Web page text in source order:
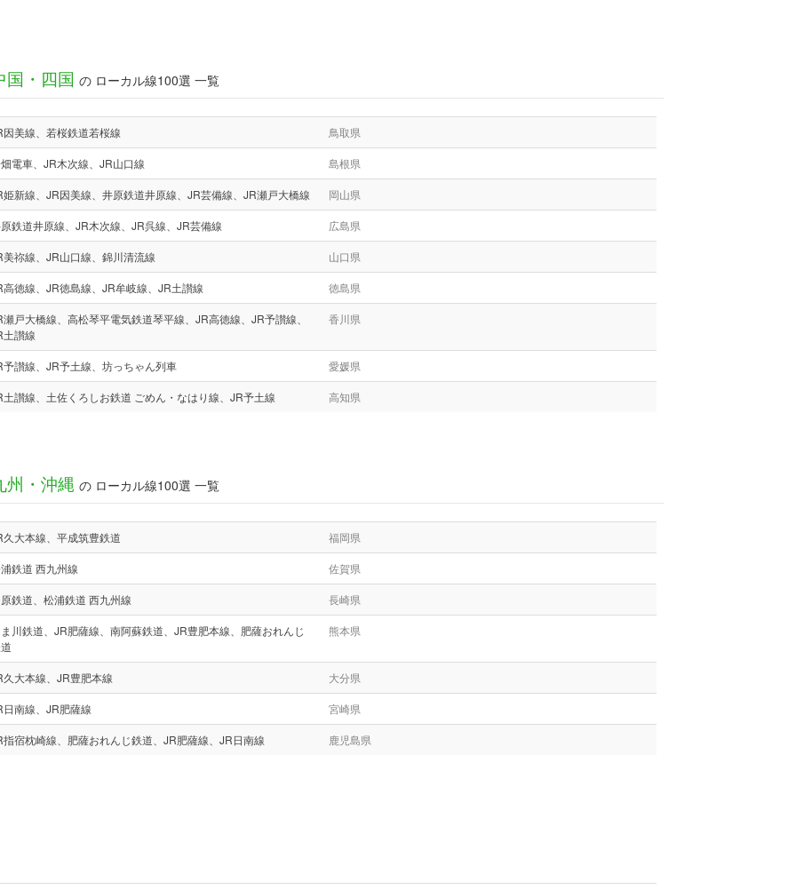
国・四国 の ローカル線100選 一覧
因美線、若桜鉄道若桜線 鳥取県
電車、JR木次線、JR山口線 島根県
姫新線、JR因美線、井原鉄道井原線、JR芸備線、JR瀬戸大橋線 岡山県
鉄道井原線、JR木次線、JR呉線、JR芸備線 広島県
美祢線、JR山口線、錦川清流線 山口県
高徳線、JR徳島線、JR牟岐線、JR土讃線 徳島県
瀬戸大橋線、高松琴平電気鉄道琴平線、JR高徳線、JR予讃線、
土讃線
香川県
予讃線、JR予土線、坊っちゃん列車 愛媛県
土讃線、土佐くろしお鉄道 ごめん・なはり線、JR予土線 高知県
州・沖縄 の ローカル線100選 一覧
久大本線、平成筑豊鉄道 福岡県
鉄道 西九州線 佐賀県
鉄道、松浦鉄道 西九州線 長崎県
川鉄道、JR肥薩線、南阿蘇鉄道、JR豊肥本線、肥薩おれんじ
熊本県
久大本線、JR豊肥本線 大分県
日南線、JR肥薩線 宮崎県
指宿枕崎線、肥薩おれんじ鉄道、JR肥薩線、JR日南線 鹿児島県